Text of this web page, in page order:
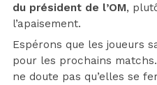
du président de l’OM,
l’apaisement.
Espérons que les joueurs
pour les prochains
ne doute pas qu’elles se